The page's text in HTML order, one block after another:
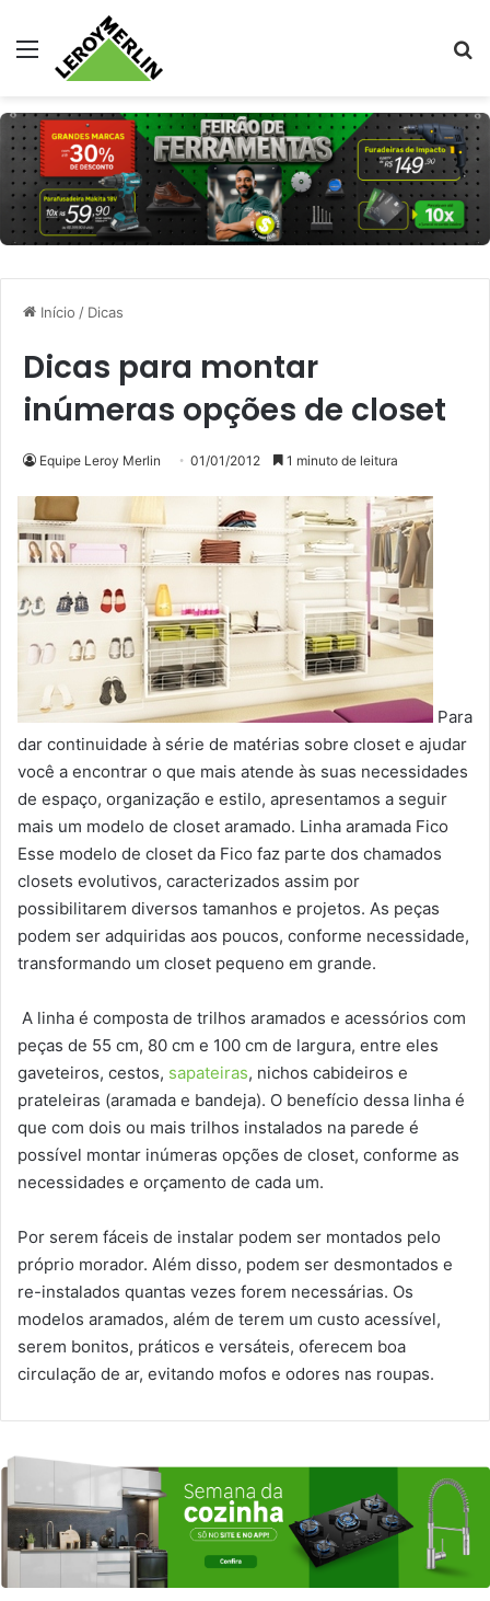
Menu
Início / Dicas
Dicas para montar
inúmeras opções de closet
Equipe Leroy Merlin 01/01/2012 1 minuto de leitura
Para
dar continuidade à série de matérias sobre closet e ajudar
você a encontrar o que mais atende às suas necessidades
de espaço, organização e estilo, apresentamos a seguir
mais um modelo de closet aramado. Linha aramada Fico
Esse modelo de closet da Fico faz parte dos chamados
closets evolutivos, caracterizados assim por
possibilitarem diversos tamanhos e projetos. As peças
podem ser adquiridas aos poucos, conforme necessidade,
transformando um closet pequeno em grande.
A linha é composta de trilhos aramados e acessórios com
peças de 55 cm, 80 cm e 100 cm de largura, entre eles
gaveteiros, cestos, sapateiras, nichos cabideiros e
prateleiras (aramada e bandeja). O benefício dessa linha é
que com dois ou mais trilhos instalados na parede é
possível montar inúmeras opções de closet, conforme as
necessidades e orçamento de cada um.
Por serem fáceis de instalar podem ser montados pelo
próprio morador. Além disso, podem ser desmontados e
re-instalados quantas vezes forem necessárias. Os
modelos aramados, além de terem um custo acessível,
serem bonitos, práticos e versáteis, oferecem boa
circulação de ar, evitando mofos e odores nas roupas.